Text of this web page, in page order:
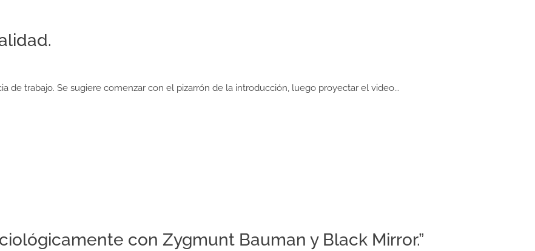
de trabajo. Se sugiere comenzar con el pizarrón de la introducción, luego proyectar el video...
con Zygmunt Bauman y Black Mirror.”